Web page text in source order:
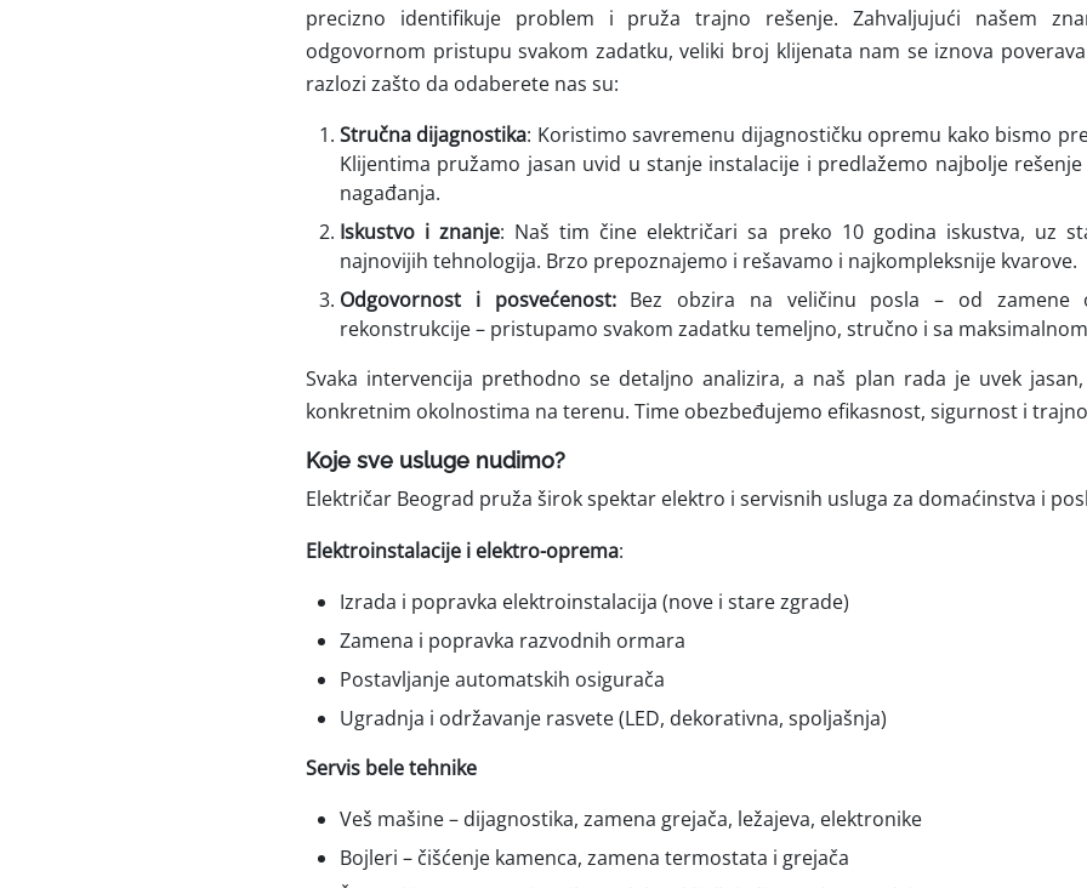
precizno identifikuje problem i pruža trajno rešenje. Zahvaljujući našem
odgovornom pristupu svakom zadatku, veliki broj klijenata nam se iznova
razlozi zašto da odaberete nas su:
Stručna dijagnostika: Koristimo savremenu dijagnostičku opremu kako bismo
Klijentima pružamo jasan uvid u stanje instalacije i predlažemo najbolje
nagađanja.
Iskustvo i znanje: Naš tim čine električari sa preko 10 godina iskustva, uz
najnovijih tehnologija. Brzo prepoznajemo i rešavamo i najkompleksnije kvarove.
Odgovornost i posvećenost:Bez obzira na veličinu posla – od zamene
rekonstrukcije – pristupamo svakom zadatku temeljno, stručno i sa
Svaka intervencija prethodno se detaljno analizira, a naš plan rada je uvek
konkretnim okolnostima na terenu. Time obezbeđujemo efikasnost, sigurnost i
Koje sve usluge nudimo?
Električar Beograd pruža širok spektar elektro i servisnih usluga za domaćinstva i
Elektroinstalacije i elektro-oprema:
Izrada i popravka elektroinstalacija (nove i stare zgrade)
Zamena i popravka razvodnih ormara
Postavljanje automatskih osigurača
Ugradnja i održavanje rasvete (LED, dekorativna, spoljašnja)
Servis bele tehnike
Veš mašine – dijagnostika, zamena grejača, ležajeva, elektronike
Bojleri – čišćenje kamenca, zamena termostata i grejača